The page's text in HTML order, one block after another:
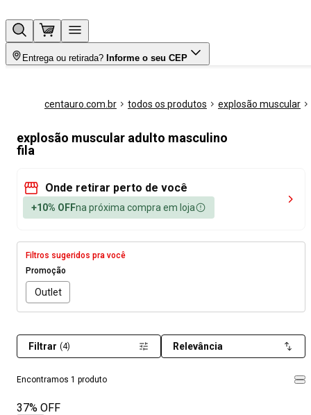
Entrega ou retirada? Informe o seu CEP
centauro.com.br todos os produtos explosão muscular
explosão muscular adulto masculino
fila
Onde retirar perto de você
+10% OFFna próxima compra em loja
Filtros sugeridos pra você
Promoção
Outlet
Encontramos 1 produto
Filtrar (4) Relevância
37% OFF